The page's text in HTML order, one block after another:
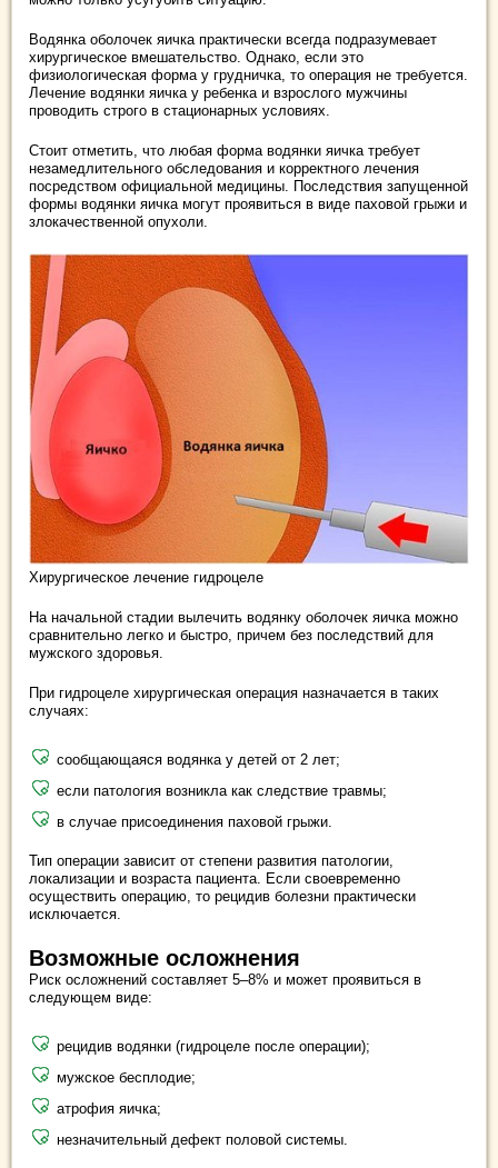
Водянка оболочек яичка практически всегда подразумевает
хирургическое вмешательство. Однако, если это
физиологическая форма у грудничка, то операция не требуется.
Лечение водянки яичка у ребенка и взрослого мужчины
проводить строго в стационарных условиях.
Стоит отметить, что любая форма водянки яичка требует
незамедлительного обследования и корректного лечения
посредством официальной медицины. Последствия запущенной
формы водянки яичка могут проявиться в виде паховой грыжи и
злокачественной опухоли.
Хирургическое лечение гидроцеле
На начальной стадии вылечить водянку оболочек яичка можно
сравнительно легко и быстро, причем без последствий для
мужского здоровья.
При гидроцеле хирургическая операция назначается в таких
случаях:
сообщающаяся водянка у детей от 2 лет;
если патология возникла как следствие травмы;
в случае присоединения паховой грыжи.
Тип операции зависит от степени развития патологии,
локализации и возраста пациента. Если своевременно
осуществить операцию, то рецидив болезни практически
исключается.
Возможные осложнения
Риск осложнений составляет 5–8% и может проявиться в
следующем виде:
рецидив водянки (гидроцеле после операции);
мужское бесплодие;
атрофия яичка;
незначительный дефект половой системы.